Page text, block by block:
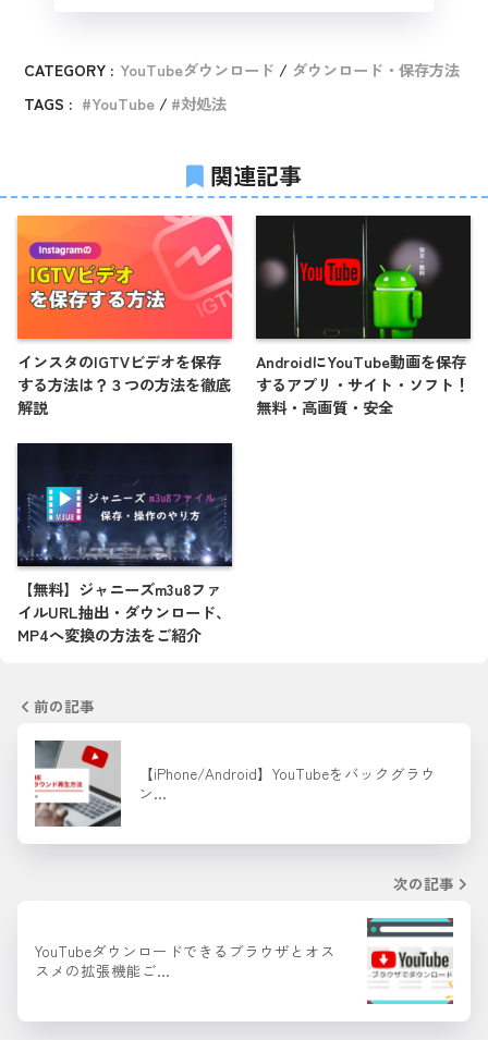
CATEGORY : YouTubeダウンロード
ダウンロード・保存方法
TAGS :
YouTube 対処法
関連記事
インスタのIGTVビデオを保存
する方法は？３つの方法を徹底
解説
AndroidにYouTube動画を保存
するアプリ・サイト・ソフト！
無料・高画質・安全
【無料】ジャニーズm3u8ファ
イルURL抽出・ダウンロード、
MP4へ変換の方法をご紹介
前の記事
【iPhone/Android】YouTubeをバックグラウ
ン…
次の記事
YouTubeダウンロードできるブラウザとオス
スメの拡張機能ご…